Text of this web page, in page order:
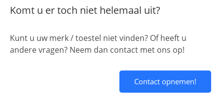
Komt u er toch niet helemaal uit?
Kunt u uw merk / toestel niet vinden? Of heeft u
andere vragen? Neem dan contact met ons op!
Contact opnemen!